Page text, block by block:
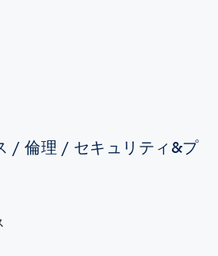
/ 倫理 / セキュリティ&プ